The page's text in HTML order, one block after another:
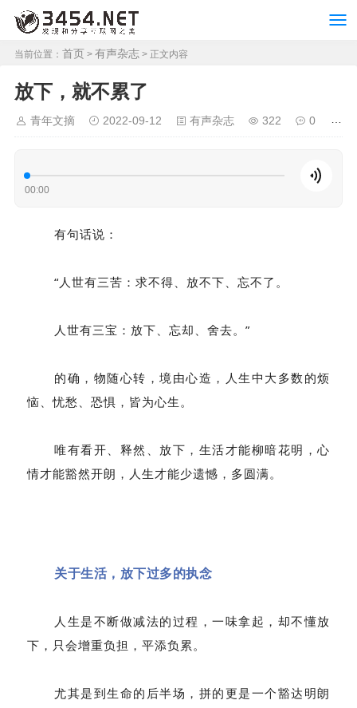
当前位置： 首页 > 有声杂志 > 正文内容
放下，就不累了
青年文摘 2022-09-12 有声杂志 322 0
00:00
有句话说：
“人世有三苦：求不得、放不下、忘不了。
人世有三宝：放下、忘却、舍去。”
的确，物随心转，境由心造，人生中大多数的烦
恼、忧愁、恐惧，皆为心生。
唯有看开、释然、放下，生活才能柳暗花明，心
情才能豁然开朗，人生才能少遗憾，多圆满。
关于生活，放下过多的执念
人生是不断做减法的过程，一味拿起，却不懂放
下，只会增重负担，平添负累。
尤其是到生命的后半场，拼的更是一个豁达明朗